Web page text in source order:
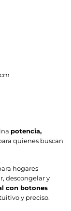
potencia,
quienes buscan
hogares
descongelar y
con botones
y preciso.